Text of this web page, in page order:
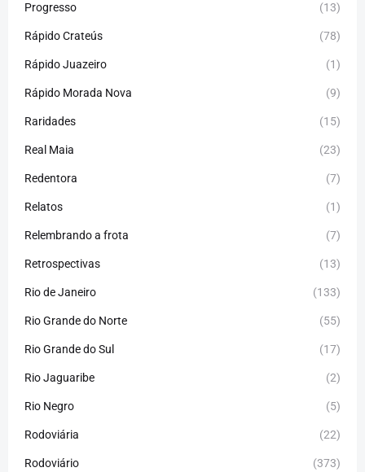
Progresso (13)
Rápido Crateús (78)
Rápido Juazeiro (1)
Rápido Morada Nova (9)
Raridades (15)
Real Maia (23)
Redentora (7)
Relatos (1)
Relembrando a frota (7)
Retrospectivas (13)
Rio de Janeiro (133)
Rio Grande do Norte (55)
Rio Grande do Sul (17)
Rio Jaguaribe (2)
Rio Negro (5)
Rodoviária (22)
Rodoviário (373)